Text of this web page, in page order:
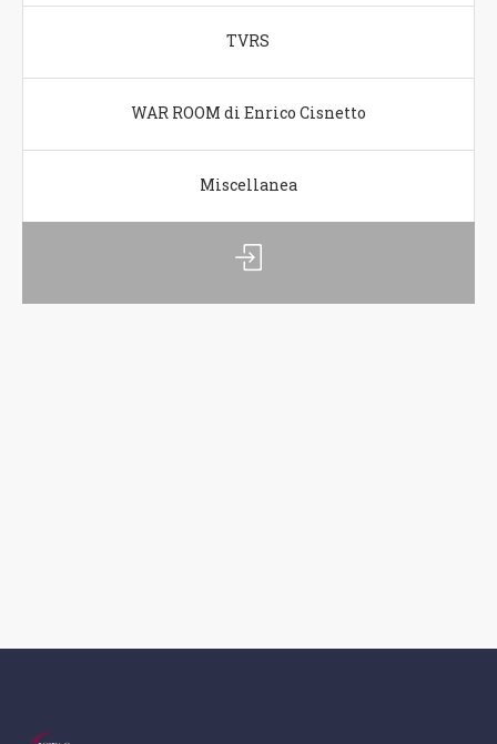
TVRS
WAR ROOM di Enrico Cisnetto
Miscellanea